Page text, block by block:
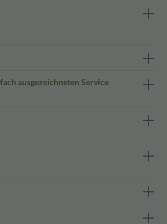
ausgezeichneten Service